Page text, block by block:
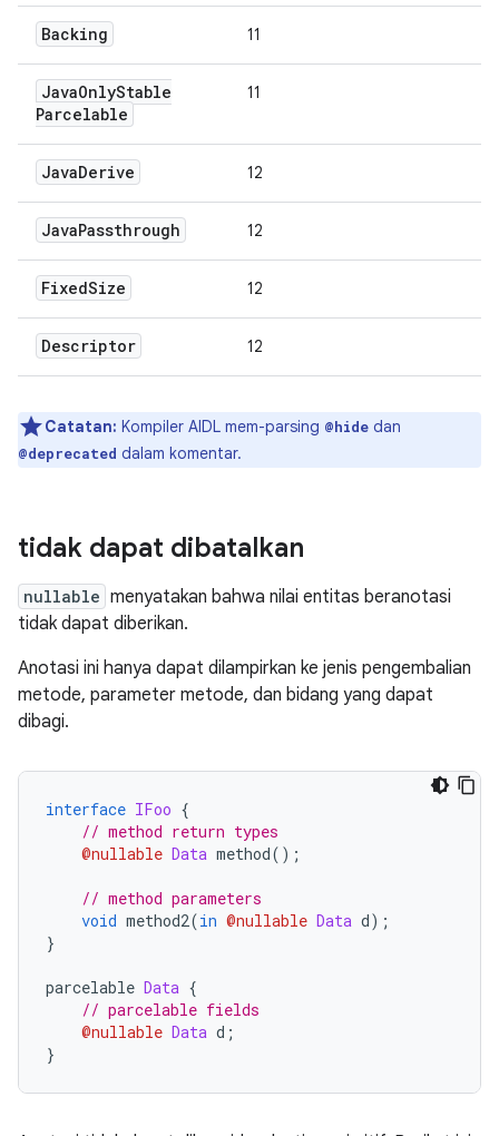
Backing 11
JavaOnlyStable
Parcelable
11
JavaDerive 12
JavaPassthrough 12
FixedSize 12
Descriptor 12
Catatan: Kompiler AIDL mem-parsing @hide dan
@deprecated dalam komentar.
tidak dapat dibatalkan
nullable menyatakan bahwa nilai entitas beranotasi
tidak dapat diberikan.
Anotasi ini hanya dapat dilampirkan ke jenis pengembalian
metode, parameter metode, dan bidang yang dapat
dibagi.
interface IFoo {
// method return types
@nullable Data method();
// method parameters
void method2(in @nullable Data d);
}
parcelable Data {
// parcelable fields
@nullable Data d ;
}